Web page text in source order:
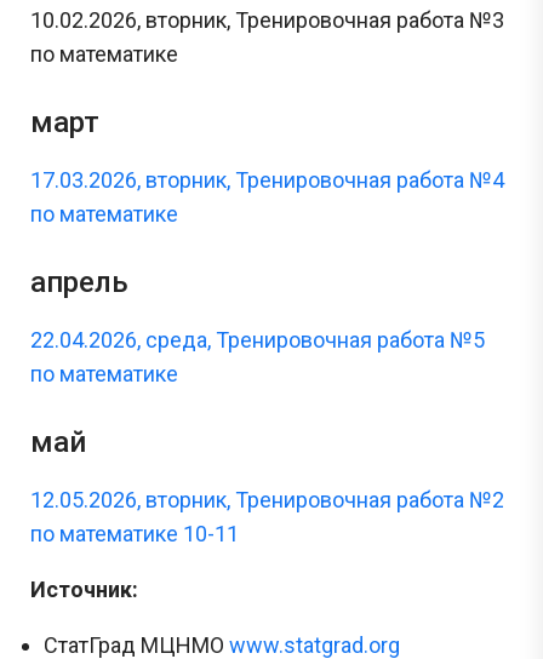
10.02.2026, вторник, Тренировочная работа №3
по математике
март
17.03.2026, вторник, Тренировочная работа №4
по математике
апрель
22.04.2026, среда, Тренировочная работа №5
по математике
май
12.05.2026, вторник, Тренировочная работа №2
по математике 10-11
Источник:
СтатГрад МЦНМОwww.statgrad.org